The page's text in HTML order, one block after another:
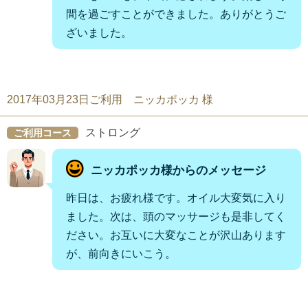
間を過ごすことができました。ありがとうご
ざいました。
2017年03月23日ご利用 ニッカポッカ 様
ご利用コース ストロング
ニッカポッカ様からのメッセージ
昨日は、お疲れ様です。オイル大変気に入り
ました。次は、頭のマッサージも是非してく
ださい。お互いに大変なことが沢山あります
が、前向きにいこう。